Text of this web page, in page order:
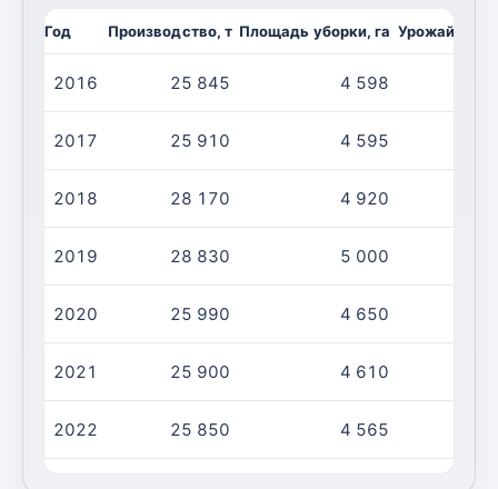
Год Производство, т Площадь уборки, га
2016 25 845 4 598
2017 25 910 4 595
2018 28 170 4 920
2019 28 830 5 000
2020 25 990 4 650
2021 25 900 4 610
2022 25 850 4 565